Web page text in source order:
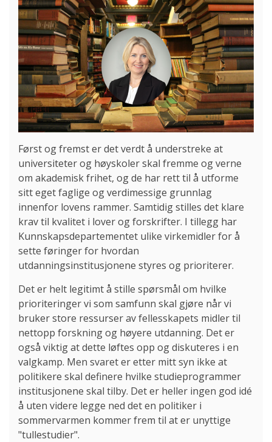
Først og fremst er det verdt å understreke at
universiteter og høyskoler skal fremme og verne
om akademisk frihet, og de har rett til å utforme
sitt eget faglige og verdimessige grunnlag
innenfor lovens rammer. Samtidig stilles det klare
krav til kvalitet i lover og forskrifter. I tillegg har
Kunnskapsdepartementet ulike virkemidler for å
sette føringer for hvordan
utdanningsinstitusjonene styres og prioriterer.
Det er helt legitimt å stille spørsmål om hvilke
prioriteringer vi som samfunn skal gjøre når vi
bruker store ressurser av fellesskapets midler til
nettopp forskning og høyere utdanning. Det er
også viktig at dette løftes opp og diskuteres i en
valgkamp. Men svaret er etter mitt syn ikke at
politikere skal definere hvilke studieprogrammer
institusjonene skal tilby. Det er heller ingen god idé
å uten videre legge ned det en politiker i
sommervarmen kommer frem til at er unyttige
"tullestudier".